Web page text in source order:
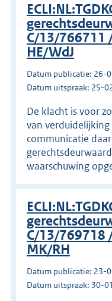
C/13/766711
HE/WdJ
Datum publicatie: 26-
Datum uitspraak: 25-
De klacht is voor
van
communicatie
waarschuwing
C/13/769718
MK/RH
Datum publicatie: 23-
Datum uitspraak: 30-